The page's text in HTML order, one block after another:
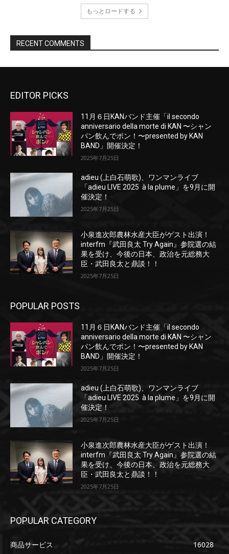
EDITOR PICKS
11月６日KANバンド主催「il secondo
anniversario della morte di KAN 〜シャン
パン飲んでポン！〜presented by KAN
BAND」開催決定！
2025年7月25日
adieu (上白石萌歌)、ワンマンライブ
「adieu LIVE 2025 à la plume」を9月に開
催決定！
2025年7月25日
小泉進次郎農林水産大臣がゲスト出演！
interfm『武田良太 Try Again』参院選の結
果を受け、今後の日本、政治を元総務大
臣・武田良太と鼎談！！
2025年7月25日
POPULAR POSTS
11月６日KANバンド主催「il secondo
anniversario della morte di KAN 〜シャン
パン飲んでポン！〜presented by KAN
BAND」開催決定！
2025年7月25日
adieu (上白石萌歌)、ワンマンライブ
「adieu LIVE 2025 à la plume」を9月に開
催決定！
2025年7月25日
小泉進次郎農林水産大臣がゲスト出演！
interfm『武田良太 Try Again』参院選の結
果を受け、今後の日本、政治を元総務大
臣・武田良太と鼎談！！
2025年7月25日
POPULAR CATEGORY
商品サービス
16028